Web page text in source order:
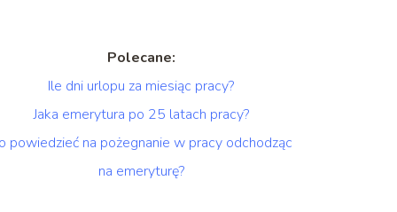
Polecane:
Ile dni urlopu za miesiąc pracy?
Jaka emerytura po 25 latach pracy?
powiedzieć na pożegnanie w pracy odchodząc
na emeryturę?